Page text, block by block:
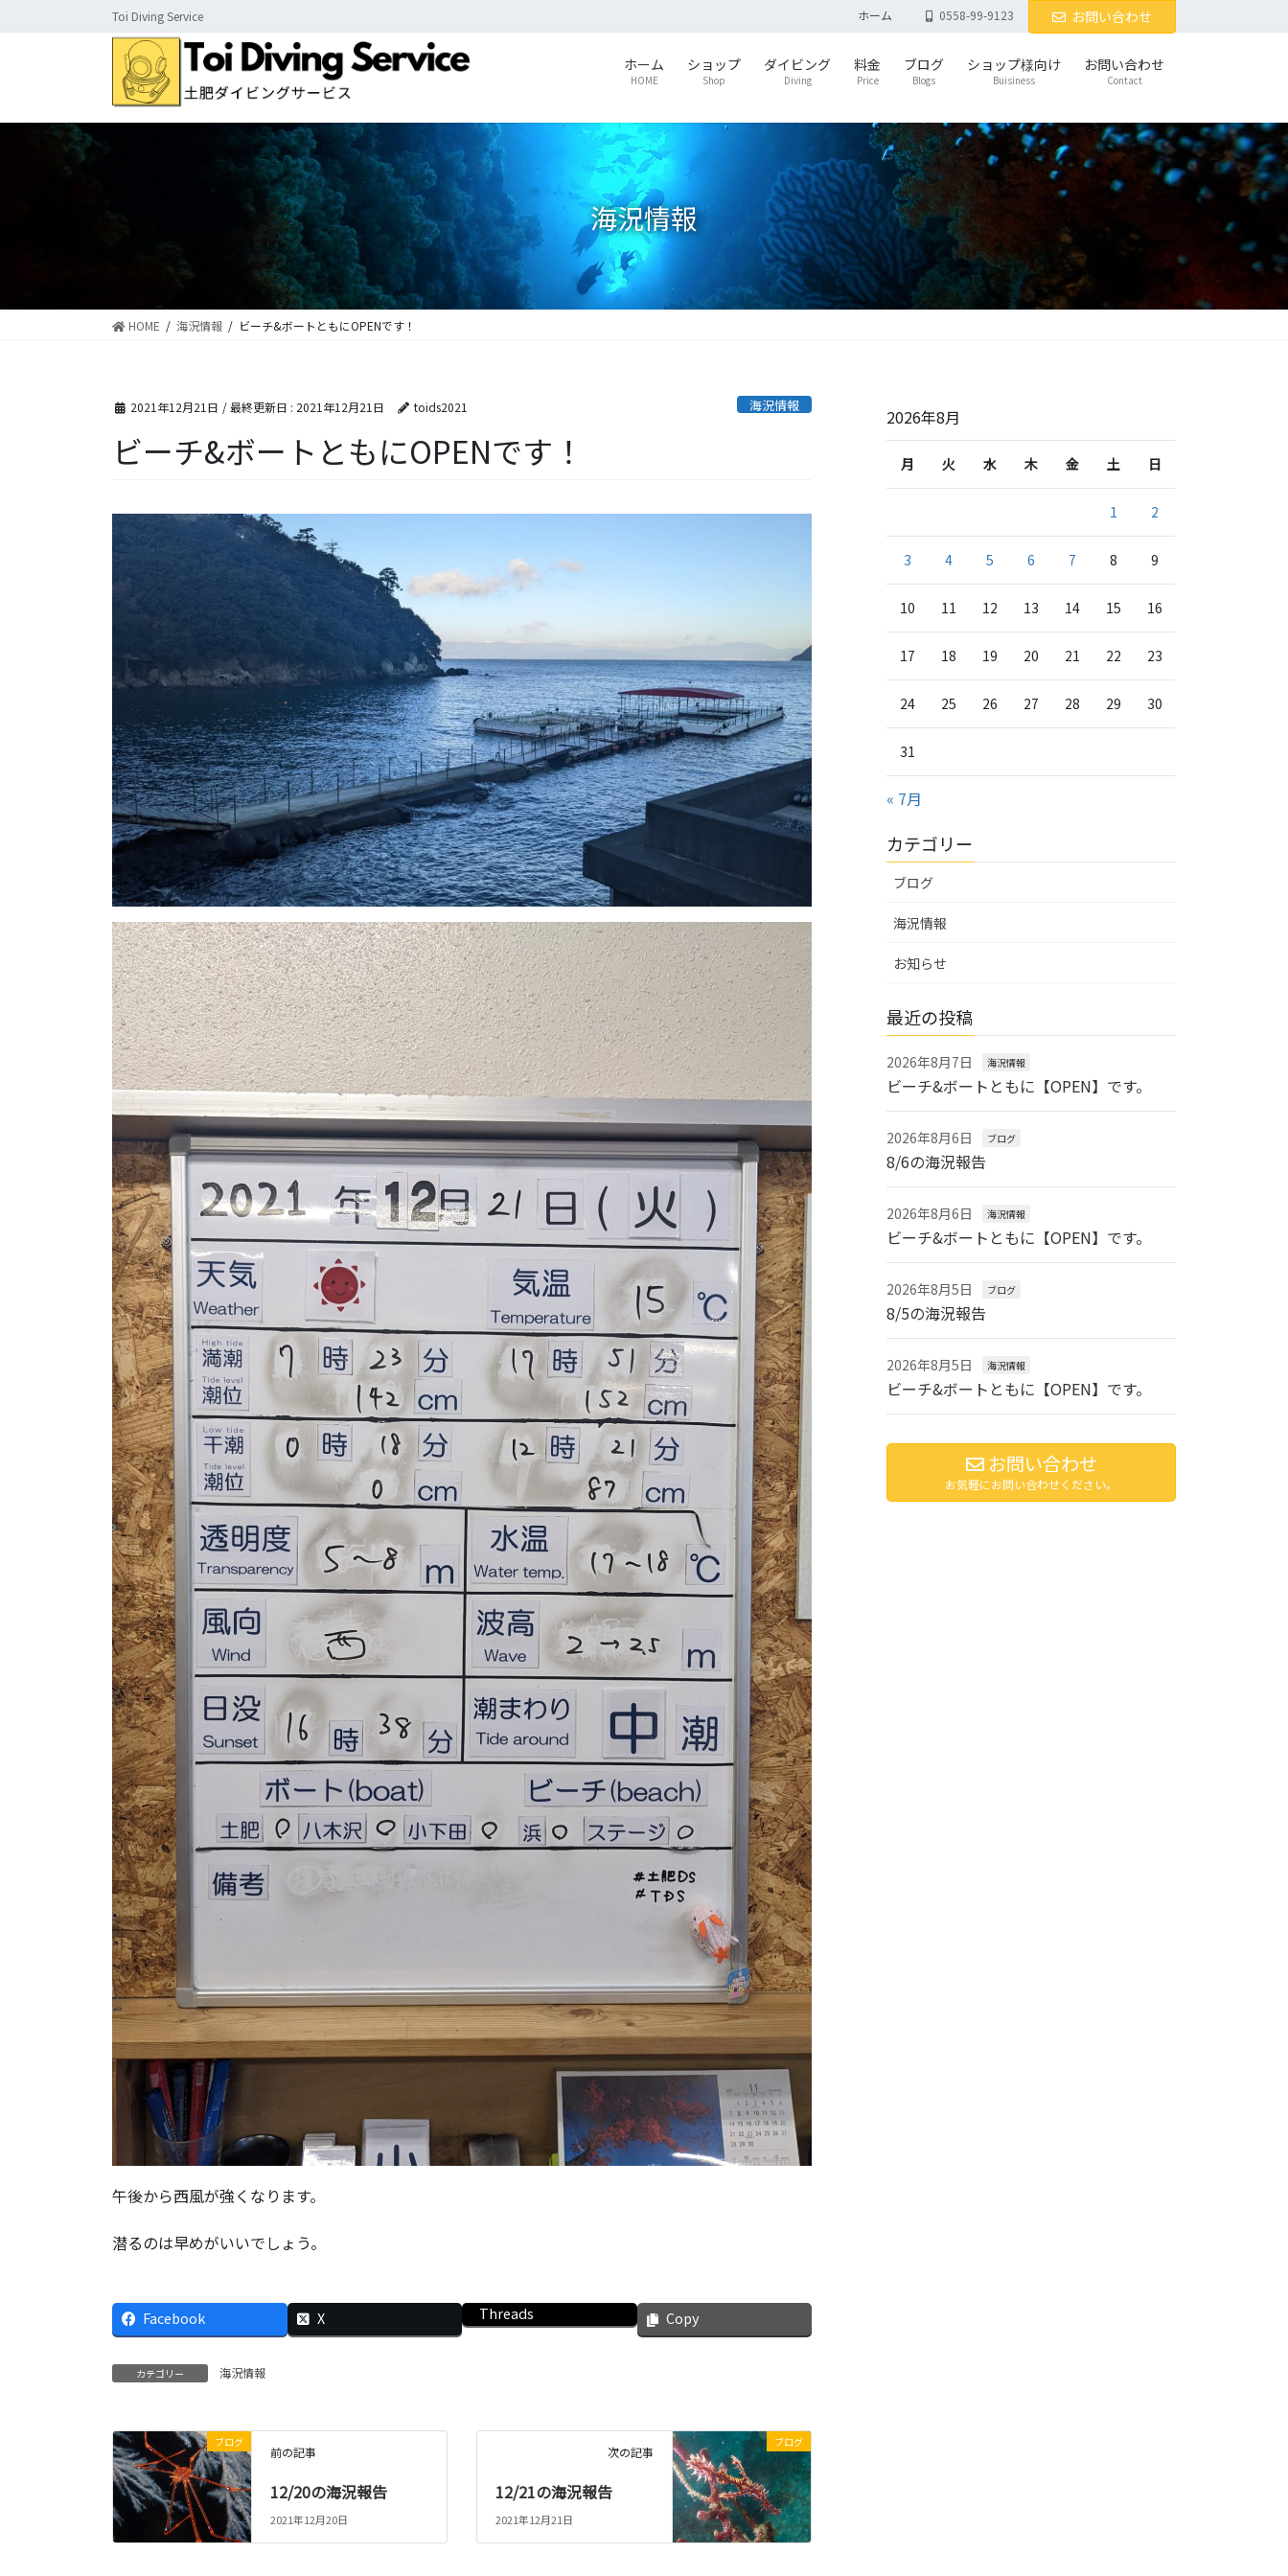
ン
に
ビ
ョ
Toi Diving Service ホーム 0558-99-9123 お問い合わせ
ホーム
HOME
ショップ
Shop
ダイビング
Diving
料金
Price
ブログ
Blogs
ショップ様向け
Buisiness
お問い合わせ
Contact
海況情報
HOME 海況情報 ビーチ&ボートともにOPENです！
2021年12月21日 / 最終更新日 : 2021年12月21日 toids2021 海況情報
ビーチ&ボートともにOPENです！
午後から西風が強くなります。
潜るのは早めがいいでしょう。
Facebook X Threads Copy
カテゴリー 海況情報
ブログ
前の記事
12/20の海況報告
2021年12月20日
ブログ
次の記事
12/21の海況報告
2021年12月21日
2026年8月
月 火 水 木 金 土 日
1 2
3 4 5 6 7 8 9
10 11 12 13 14 15 16
17 18 19 20 21 22 23
24 25 26 27 28 29 30
31
« 7月
カテゴリー
ブログ
海況情報
お知らせ
最近の投稿
2026年8月7日 海況情報
ビーチ&ボートともに【OPEN】です。
2026年8月6日 ブログ
8/6の海況報告
2026年8月6日 海況情報
ビーチ&ボートともに【OPEN】です。
2026年8月5日 ブログ
8/5の海況報告
2026年8月5日 海況情報
ビーチ&ボートともに【OPEN】です。
お問い合わせ
お気軽にお問い合わせください。